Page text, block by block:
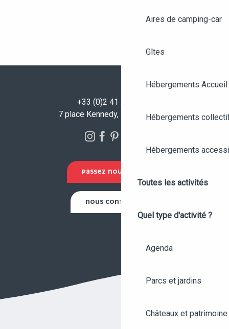
Aires de camping-car
Gîtes
Hébergements
Hébergements
Hébergements
Toutes les activités
Quel type d'activité ?
Agenda
Parcs et jardins
Châteaux et patrimoine
+33 (0)2 41 23 50 00
7 place Kennedy, 49100 Angers
PASSEZ NOUS VOIR !
NOUS CONTACTER